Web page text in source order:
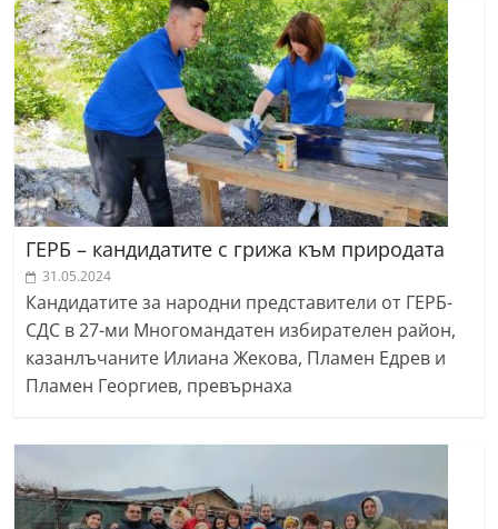
ГЕРБ – кандидатите с грижа към природата
31.05.2024
Кандидатите за народни представители от ГЕРБ-
СДС в 27-ми Многомандатен избирателен район,
казанлъчаните Илиана Жекова, Пламен Едрев и
Пламен Георгиев, превърнаха